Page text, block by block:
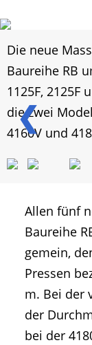
❮
Die neue
Baureihe RB
1125F, 2125F
die zwei
4160V und
Allen fünf
Baureihe
gemein,
Pressen
m. Bei der
der
bei der